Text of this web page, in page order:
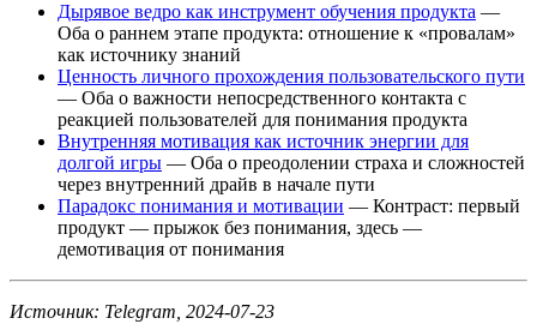
Дырявое ведро как инструмент обучения продукта —
Оба о раннем этапе продукта: отношение к «провалам»
как источнику знаний
Ценность личного прохождения пользовательского пути
— Оба о важности непосредственного контакта с
реакцией пользователей для понимания продукта
Внутренняя мотивация как источник энергии для
долгой игры — Оба о преодолении страха и сложностей
через внутренний драйв в начале пути
Парадокс понимания и мотивации — Контраст: первый
продукт — прыжок без понимания, здесь —
демотивация от понимания
Источник: Telegram, 2024-07-23